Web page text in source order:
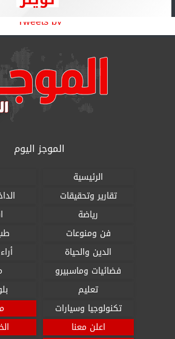
Tweets by
الموجز اليوم
الرئيسية
تقارير وتحقيقات
رياضة
فن ومنوعات
الدين والحياة
فضائيات وماسبيرو
تعليم
تكنولوجيا وسيارات
اعلن معنا